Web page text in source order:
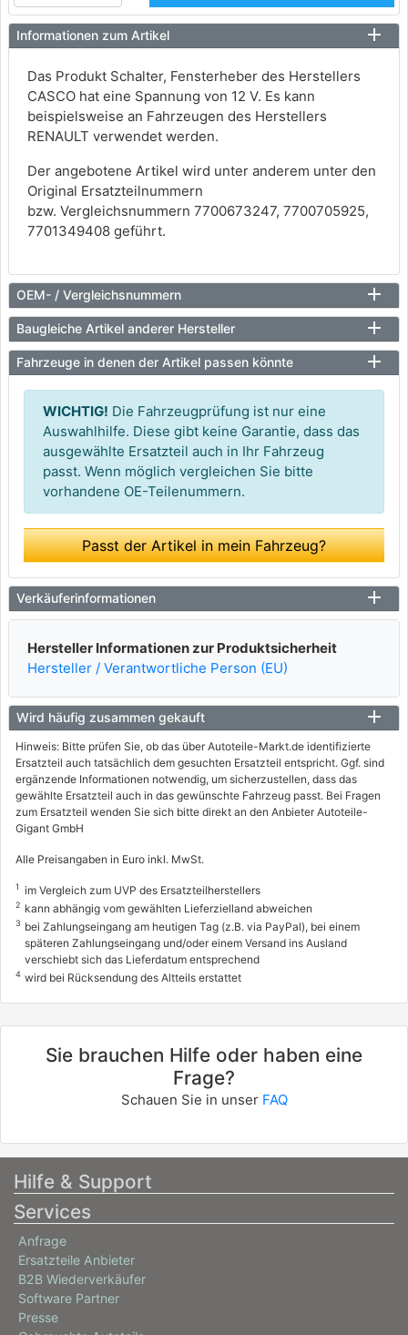
Informationen zum Artikel
Das Produkt Schalter, Fensterheber des Herstellers
CASCO hat eine Spannung von 12 V. Es kann
beispielsweise an Fahrzeugen des Herstellers
RENAULT verwendet werden.
Der angebotene Artikel wird unter anderem unter den
Original Ersatzteilnummern
bzw. Vergleichsnummern 7700673247, 7700705925,
7701349408 geführt.
OEM- / Vergleichsnummern
Baugleiche Artikel anderer Hersteller
Fahrzeuge in denen der Artikel passen könnte
WICHTIG! Die Fahrzeugprüfung ist nur eine
Auswahlhilfe. Diese gibt keine Garantie, dass das
ausgewählte Ersatzteil auch in Ihr Fahrzeug
passt. Wenn möglich vergleichen Sie bitte
vorhandene OE-Teilenummern.
Passt der Artikel in mein Fahrzeug?
Verkäuferinformationen
Hersteller Informationen zur Produktsicherheit
Hersteller / Verantwortliche Person (EU)
Wird häufig zusammen gekauft
Hinweis: Bitte prüfen Sie, ob das über Autoteile-Markt.de identifizierte
Ersatzteil auch tatsächlich dem gesuchten Ersatzteil entspricht. Ggf. sind
ergänzende Informationen notwendig, um sicherzustellen, dass das
gewählte Ersatzteil auch in das gewünschte Fahrzeug passt. Bei Fragen
zum Ersatzteil wenden Sie sich bitte direkt an den Anbieter Autoteile-
Gigant GmbH
Alle Preisangaben in Euro inkl. MwSt.
1 im Vergleich zum UVP des Ersatzteilherstellers
2 kann abhängig vom gewählten Lieferzielland abweichen
3 bei Zahlungseingang am heutigen Tag (z.B. via PayPal), bei einem
späteren Zahlungseingang und/oder einem Versand ins Ausland
verschiebt sich das Lieferdatum entsprechend
4 wird bei Rücksendung des Altteils erstattet
Sie brauchen Hilfe oder haben eine
Frage?
Schauen Sie in unser FAQ
Hilfe & Support
Services
Anfrage
Ersatzteile Anbieter
B2B Wiederverkäufer
Software Partner
Presse